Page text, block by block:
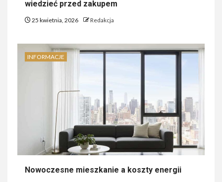
wiedzieć przed zakupem
25 kwietnia, 2026 Redakcja
INFORMACJE
Nowoczesne mieszkanie a koszty energii